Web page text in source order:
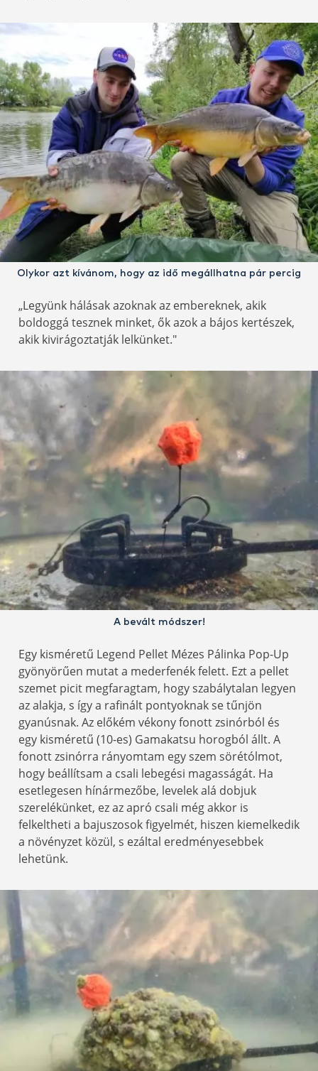
Olykor azt kívánom, hogy az idő megállhatna pár percig
„Legyünk hálásak azoknak az embereknek, akik
boldoggá tesznek minket, ők azok a bájos kertészek,
akik kivirágoztatják lelkünket."
A bevált módszer!
Egy kisméretű Legend Pellet Mézes Pálinka Pop-Up
gyönyörűen mutat a mederfenék felett. Ezt a pellet
szemet picit megfaragtam, hogy szabálytalan legyen
az alakja, s így a rafinált pontyoknak se tűnjön
gyanúsnak. Az előkém vékony fonott zsinórból és
egy kisméretű (10-es) Gamakatsu horogból állt. A
fonott zsinórra rányomtam egy szem sörétólmot,
hogy beállítsam a csali lebegési magasságát. Ha
esetlegesen hínármezőbe, levelek alá dobjuk
szerelékünket, ez az apró csali még akkor is
felkeltheti a bajuszosok figyelmét, hiszen kiemelkedik
a növényzet közül, s ezáltal eredményesebbek
lehetünk.